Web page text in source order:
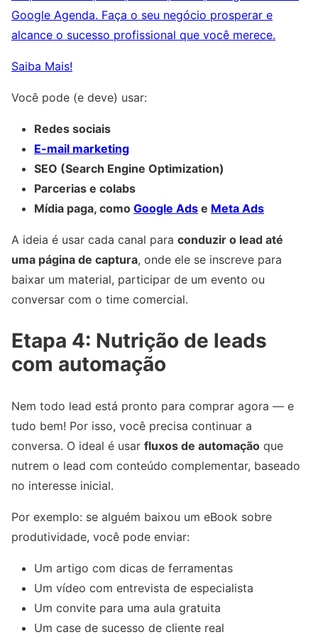
Google Agenda. Faça o seu negócio prosperar e
alcance o sucesso profissional que você merece.
Saiba Mais!
Você pode (e deve) usar:
Redes sociais
E-mail marketing
SEO (Search Engine Optimization)
Parcerias e colabs
Mídia paga, como Google Ads e Meta Ads
A ideia é usar cada canal para conduzir o lead até
uma página de captura, onde ele se inscreve para
baixar um material, participar de um evento ou
conversar com o time comercial.
Etapa 4: Nutrição de leads
com automação
Nem todo lead está pronto para comprar agora — e
tudo bem! Por isso, você precisa continuar a
conversa. O ideal é usar fluxos de automação que
nutrem o lead com conteúdo complementar, baseado
no interesse inicial.
Por exemplo: se alguém baixou um eBook sobre
produtividade, você pode enviar:
Um artigo com dicas de ferramentas
Um vídeo com entrevista de especialista
Um convite para uma aula gratuita
Um case de sucesso de cliente real